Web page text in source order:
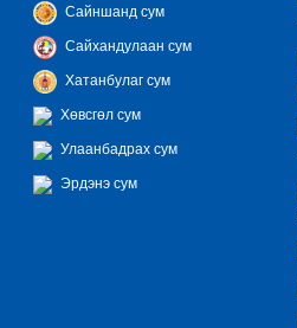
Сайншанд сум
Сайхандулаан сум
Хатанбулаг сум
Хөвсгөл сум
Улаанбадрах сум
Эрдэнэ сум